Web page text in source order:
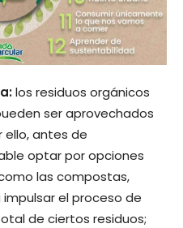
los residuos orgánicos
ser aprovechados
ello, antes de
optar por opciones
las compostas,
el proceso de
de ciertos residuos;